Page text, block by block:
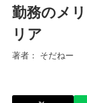
勤務のメ
リア
著者： そだねー